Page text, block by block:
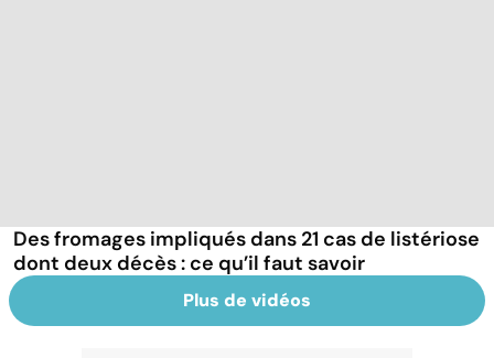
Des fromages impliqués dans 21 cas de listériose
dont deux décès : ce qu’il faut savoir
Plus de vidéos